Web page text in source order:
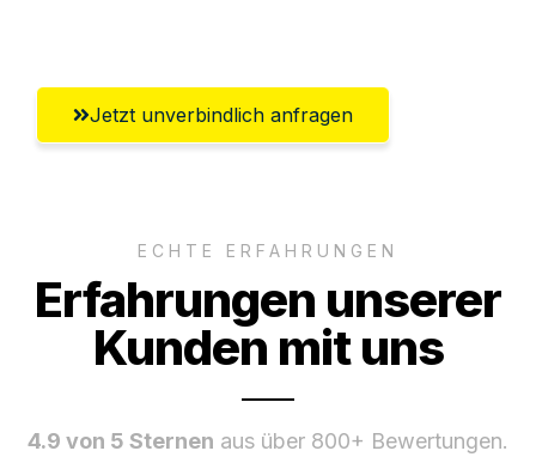
Jetzt unverbindlich anfragen
ECHTE ERFAHRUNGEN
Erfahrungen unserer
Kunden mit uns
4.9 von 5 Sternen aus über 800+ Bewertungen.